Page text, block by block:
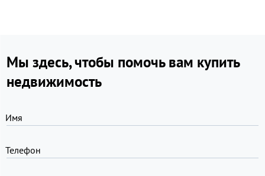
Мы здесь, чтобы помочь вам купить
недвижимость
Имя
Телефон